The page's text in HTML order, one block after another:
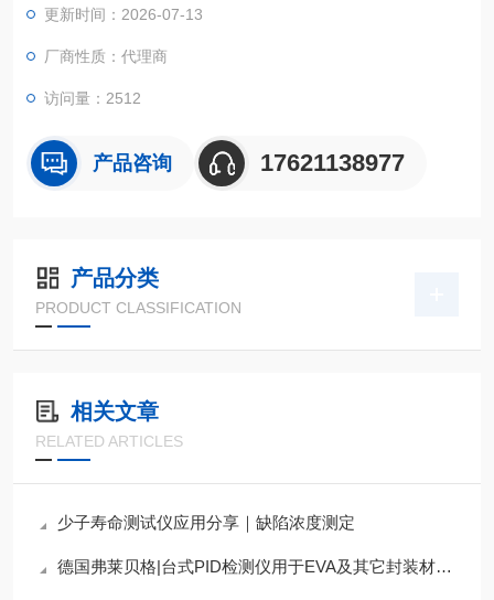
小样本辐照或剂量计。
更新时间：2026-07-13
厂商性质：代理商
访问量：2512
产品咨询 17621138977
产品分类
PRODUCT CLASSIFICATION
相关文章
RELATED ARTICLES
少子寿命测试仪应用分享｜缺陷浓度测定
德国弗莱贝格|台式PID检测仪用于EVA及其它封装材料的评估